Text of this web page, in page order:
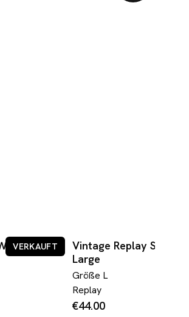
VERKAUFT
Vintage Replay Shirt
Large
Größe L
Replay
€44.00